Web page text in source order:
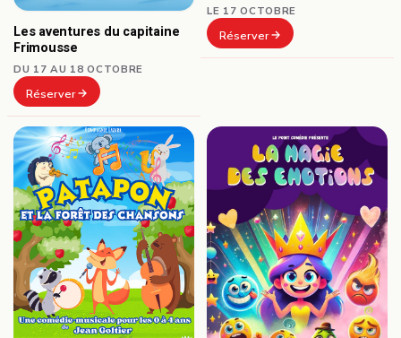
Les aventures du capitaine
Frimousse
DU 17 AU 18 OCTOBRE
Réserver
LE 17 OCTOBRE
Réserver